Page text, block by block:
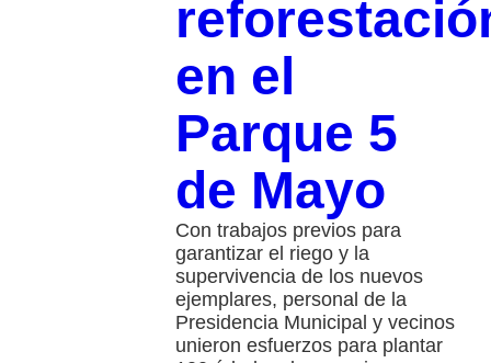
en el
Parque 5
de Mayo
Con trabajos previos para
garantizar el riego y la
supervivencia de los nuevos
ejemplares, personal de la
Presidencia Municipal y vecinos
unieron esfuerzos para plantar